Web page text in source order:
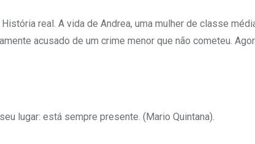
real. A vida de Andrea, uma mulher de classe
acusado de um crime menor que não cometeu.
lugar: está sempre presente. (Mario Quintana).